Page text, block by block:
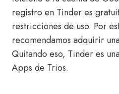
registro en Tinder es
restricciones de uso. Por
recomendamos adquirir
Quitando eso, Tinder es
Apps de Trios.